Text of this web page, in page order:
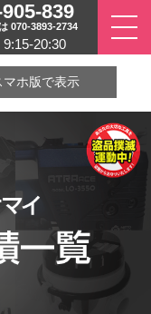
839
070-3893-2734
9:15-20:30
マホ版で表示